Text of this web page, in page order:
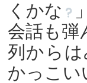
くかな
会話も弾
列から
かっこい